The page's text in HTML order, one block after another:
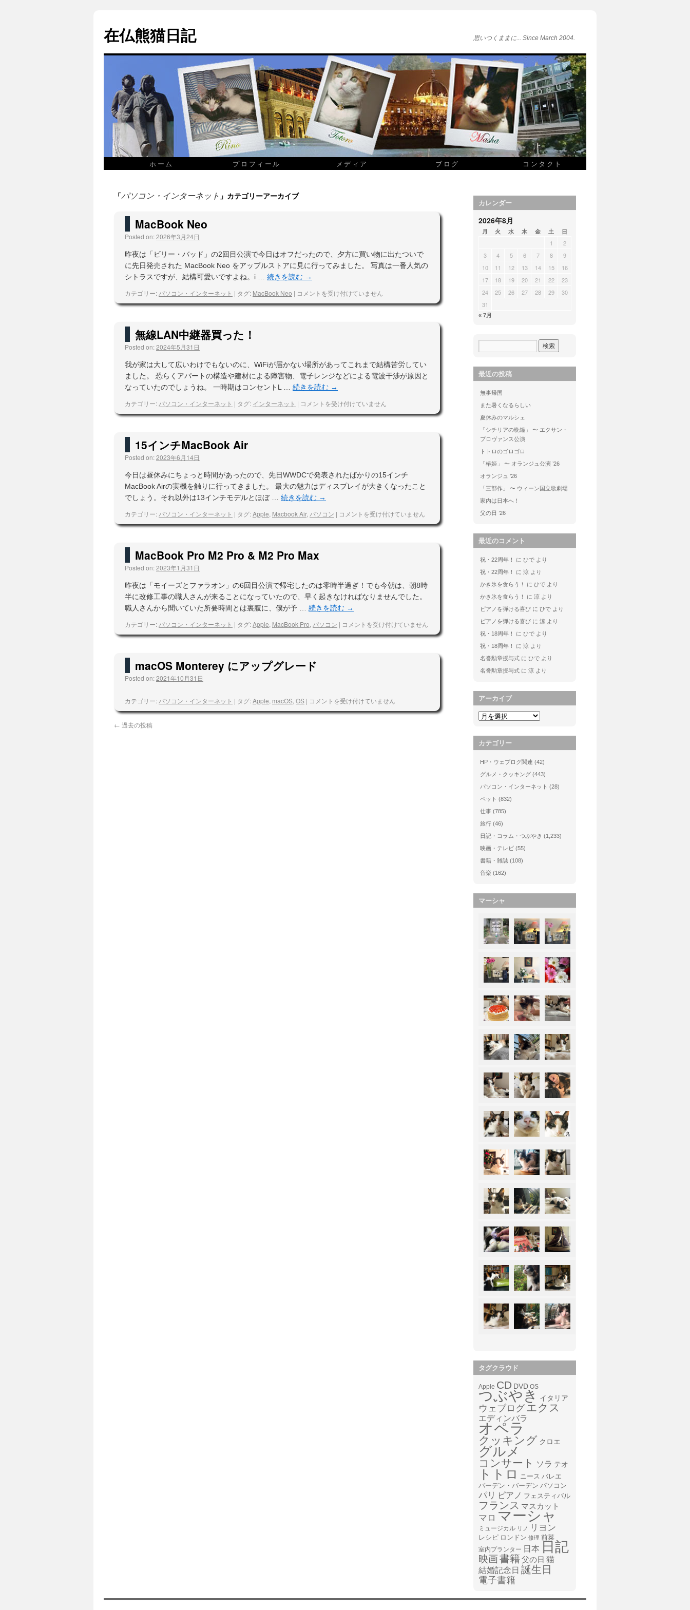
在仏熊猫日記 思いつくままに... Since March 2004.
ホーム プロフィール メディア ブログ コンタクト
「パソコン・インターネット 」カテゴリーアーカイブ
MacBook Neo
Posted on:2026年3月24日
昨夜は「ビリー・バッド」の2回目公演で今日はオフだったので、夕方に買い物に出たついで
に先日発売された MacBook Neo をアップルストアに見に行ってみました。 写真は一番人気の
シトラスですが、結構可愛いですよね。i … 続きを読む →
カテゴリー: パソコン・インターネット | タグ: MacBook Neo | コメントを受け付けていません
無線LAN中継器買った！
Posted on:2024年5月31日
我が家は大して広いわけでもないのに、WiFiが届かない場所があってこれまで結構苦労してい
ました。 恐らくアパートの構造や建材による障害物、電子レンジなどによる電波干渉が原因と
なっていたのでしょうね。 一時期はコンセントL … 続きを読む →
カテゴリー: パソコン・インターネット | タグ: インターネット | コメントを受け付けていません
15インチMacBook Air
Posted on:2023年6月14日
今日は昼休みにちょっと時間があったので、先日WWDCで発表されたばかりの15インチ
MacBook Airの実機を触りに行ってきました。 最大の魅力はディスプレイが大きくなったこと
でしょう。それ以外は13インチモデルとほぼ … 続きを読む →
カテゴリー: パソコン・インターネット | タグ:Apple, Macbook Air, パソコン | コメントを受け付けていません
MacBook Pro M2 Pro & M2 Pro Max
Posted on:2023年1月31日
昨夜は「モイーズとファラオン」の6回目公演で帰宅したのは零時半過ぎ！でも今朝は、朝8時
半に改修工事の職人さんが来ることになっていたので、早く起きなければなりませんでした。
職人さんから聞いていた所要時間とは裏腹に、僕が予 … 続きを読む →
カテゴリー: パソコン・インターネット | タグ:Apple, MacBook Pro, パソコン | コメントを受け付けていません
macOS Monterey にアップグレード
Posted on:2021年10月31日
カテゴリー: パソコン・インターネット | タグ:Apple, macOS, OS | コメントを受け付けていません
← 過去の投稿
カレンダー
2026年8月
月 火 水 木 金 土 日
1
2
3
4 5 6 7 8
9
10
11 12 13 14 15
16
17
18 19 20 21 22
23
24
25 26 27 28 29
30
31
« 7月
最近の投稿
無事帰国
また暑くなるらしい
夏休みのマルシェ
「シチリアの晩鐘」 〜 エクサン・
プロヴァンス公演
トトロのゴロゴロ
「椿姫」 〜 オランジュ公演 ’26
オランジュ ’26
「三部作」 〜 ウィーン国立歌劇場
家内は日本へ！
父の日 ’26
最近のコメント
祝・22周年！ に ひで より
祝・22周年！
に 涼 より
かき氷を食らう！
に ひで より
かき氷を食らう！
に 涼 より
ピアノを弾ける喜び に ひで より
ピアノを弾ける喜び に 涼 より
祝・18周年！
に ひで より
祝・18周年！
に 涼 より
名誉勲章授与式 に ひで より
名誉勲章授与式 に 涼 より
アーカイブ
カテゴリー
HP・ウェブログ関連 (42)
グルメ・クッキング (443)
パソコン・インターネット (28)
ペット (832)
仕事 (785)
旅行 (46)
日記・コラム・つぶやき (1,233)
映画・テレビ (55)
書籍・雑誌 (108)
音楽 (162)
マーシャ
タグクラウド
Apple CD DVD OS
つぶやき イタリア
ウェブログ エクス
エディンバラ
オペラ
クッキング クロエ
グルメ
コンサート ソラ テオ
トトロ ニース バレエ
バーデン・バーデン パソコン
パリ ピアノ フェスティバル
フランス マスカット
マロ マーシャ
ミュージカル リノ リヨン
レシピ ロンドン 修理 前菜
室内プランター 日本 日記
映画書籍 父の日 猫
結婚記念日 誕生日
電子書籍